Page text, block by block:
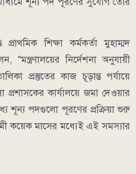
প্রাথমিক শিক্ষা কর্মকর্তা মুহাম্মদ
"মন্ত্রণালয়ের নির্দেশনা অনুযায়ী
প্রস্তুতের কাজ চূড়ান্ত পর্যায়ে
প্রশাসকের কার্যালয়ে জমা দেওয়ার
শূন্য পদগুলো পূরণের প্রক্রিয়া শুরু
কয়েক মাসের মধ্যেই এই সমস্যার